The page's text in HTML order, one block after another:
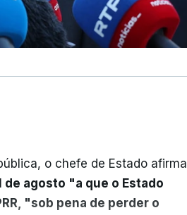
o chefe de Estado afirma
agosto "a que o Estado
"sob pena de perder o